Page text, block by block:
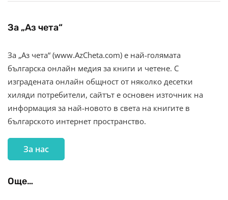
За „Аз чета“
За „Аз чета“ (www.AzCheta.com) е най-голямата
българска онлайн медия за книги и четене. С
изградената онлайн общност от няколко десетки
хиляди потребители, сайтът е основен източник на
информация за най-новото в света на книгите в
българското интернет пространство.
За нас
Още…